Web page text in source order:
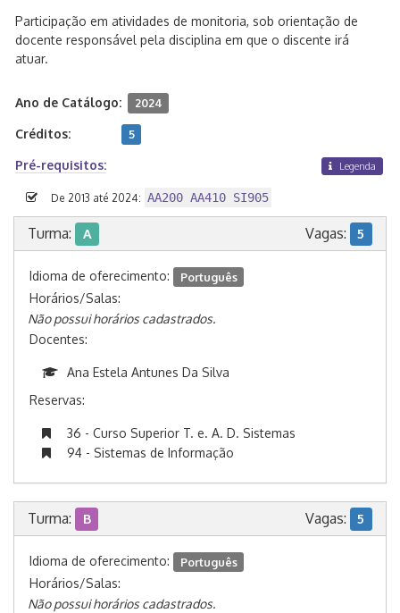
Participação em atividades de monitoria, sob orientação de
docente responsável pela disciplina em que o discente irá
atuar.
Ano de Catálogo: 2024
Créditos: 5
Pré-requisitos: Legenda
De 2013 até 2024: AA200 AA410 SI905
Turma: A Vagas: 5
Idioma de oferecimento: Português
Horários/Salas:
Não possui horários cadastrados.
Docentes:
Ana Estela Antunes Da Silva
Reservas:
36 - Curso Superior T. e. A. D. Sistemas
94 - Sistemas de Informação
Turma: B Vagas: 5
Idioma de oferecimento: Português
Horários/Salas:
Não possui horários cadastrados.